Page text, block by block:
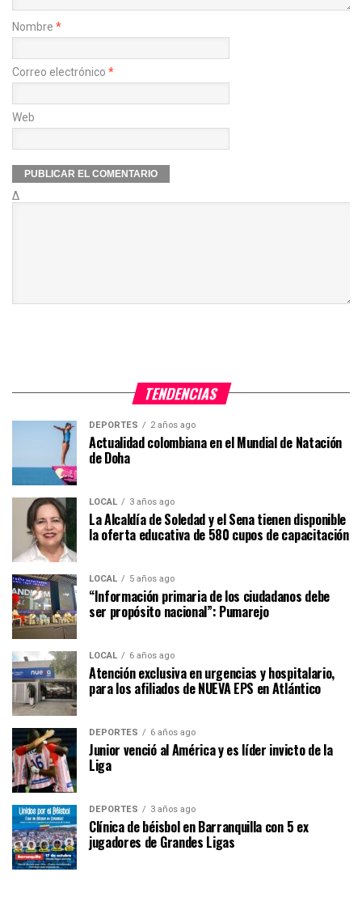
Nombre *
Correo electrónico *
Web
Δ
TENDENCIAS
DEPORTES 2 años ago
Actualidad colombiana en el Mundial de Natación
de Doha
LOCAL 3 años ago
La Alcaldía de Soledad y el Sena tienen disponible
la oferta educativa de 580 cupos de capacitación
LOCAL 5 años ago
“Información primaria de los ciudadanos debe
ser propósito nacional”: Pumarejo
LOCAL 6 años ago
Atención exclusiva en urgencias y hospitalario,
para los afiliados de NUEVA EPS en Atlántico
DEPORTES 6 años ago
Junior venció al América y es líder invicto de la
Liga
DEPORTES 3 años ago
Clínica de béisbol en Barranquilla con 5 ex
jugadores de Grandes Ligas